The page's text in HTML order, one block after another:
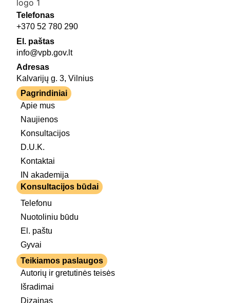
Telefonas
+370 52 780 290
El. paštas
info@vpb.gov.lt
Adresas
Kalvarijų g. 3, Vilnius
Pagrindiniai
Apie mus
Naujienos
Konsultacijos
D.U.K.
Kontaktai
IN akademija
Konsultacijos būdai
Telefonu
Nuotoliniu būdu
El. paštu
Gyvai
Teikiamos paslaugos
Autorių ir gretutinės teisės
Išradimai
Dizainas